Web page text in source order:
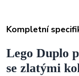
Kompletní
Lego Duplo
se zlatými